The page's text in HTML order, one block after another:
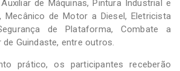
de Máquinas, Pintura Industrial e
Mecânico de Motor a Diesel, Eletricista
de Plataforma, Combate a
Guindaste, entre outros.
prático, os participantes receberão